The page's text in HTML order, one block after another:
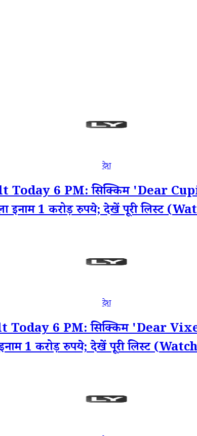
देश
6 PM: सिक्किम 'Dear Cupid
इनाम 1 करोड़ रुपये; देखें पूरी लिस्ट
देश
6 PM: सिक्किम 'Dear Vixen
1 करोड़ रुपये; देखें पूरी लिस्ट